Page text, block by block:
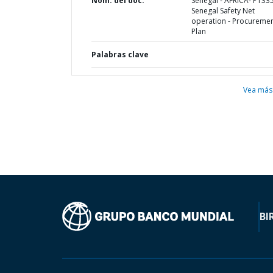
Senegal Safety Net
operation -
Plan
Palabras clave
Vea más